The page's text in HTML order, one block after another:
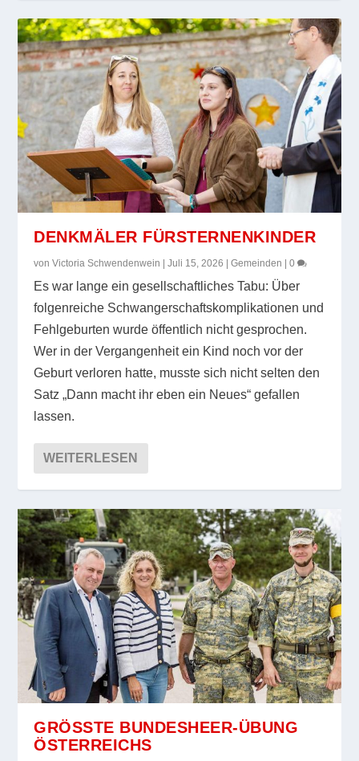
DENKMÄLER FÜRSTERNENKINDER
vonVictoria Schwendenwein |Juli 15, 2026 |Gemeinden |0
Es war lange ein gesellschaftliches Tabu: Über
folgenreiche Schwangerschaftskomplikationen und
Fehlgeburten wurde öffentlich nicht gesprochen.
Wer in der Vergangenheit ein Kind noch vor der
Geburt verloren hatte, musste sich nicht selten den
Satz „Dann macht ihr eben ein Neues“ gefallen
lassen.
WEITERLESEN
GRÖSSTE BUNDESHEER-ÜBUNG Ö
STERREICHS